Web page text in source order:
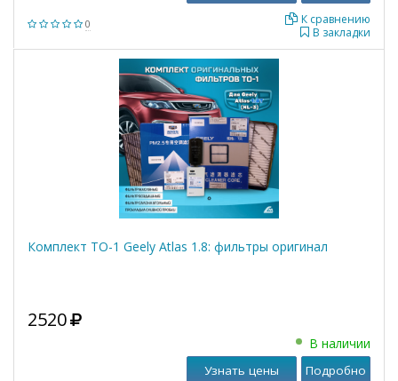
0
В закладки
К сравнению
Комплект ТО-1 Geely Atlas 1.8: фильтры оригинал
2520
В наличии
Узнать цены Подробно